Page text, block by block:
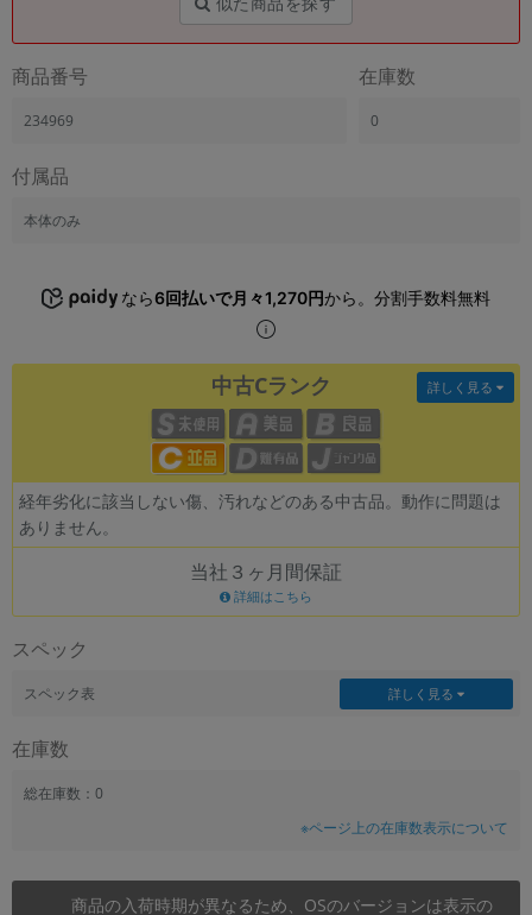
商品番号
234969
在庫数
0
付属品
本体のみ
なら6回払いで月々1,270円から。分割手数料無料
中古Cランク
経年劣化に該当しない傷、汚れなどのある中古品。動作に問題は
ありません。
詳しく見る
当社３ヶ月間保証
詳細はこちら
スペック
スペック表 詳しく見る
在庫数
総在庫数：0
※ページ上の在庫数表示について
商品の入荷時期が異なるため、OSのバージョンは表示の
「Apple」「SONY」「SHARP」など
機能・特徴
ドライブ
商品状態の絞り込み
CPU
メモリ
~
モニタサイズ